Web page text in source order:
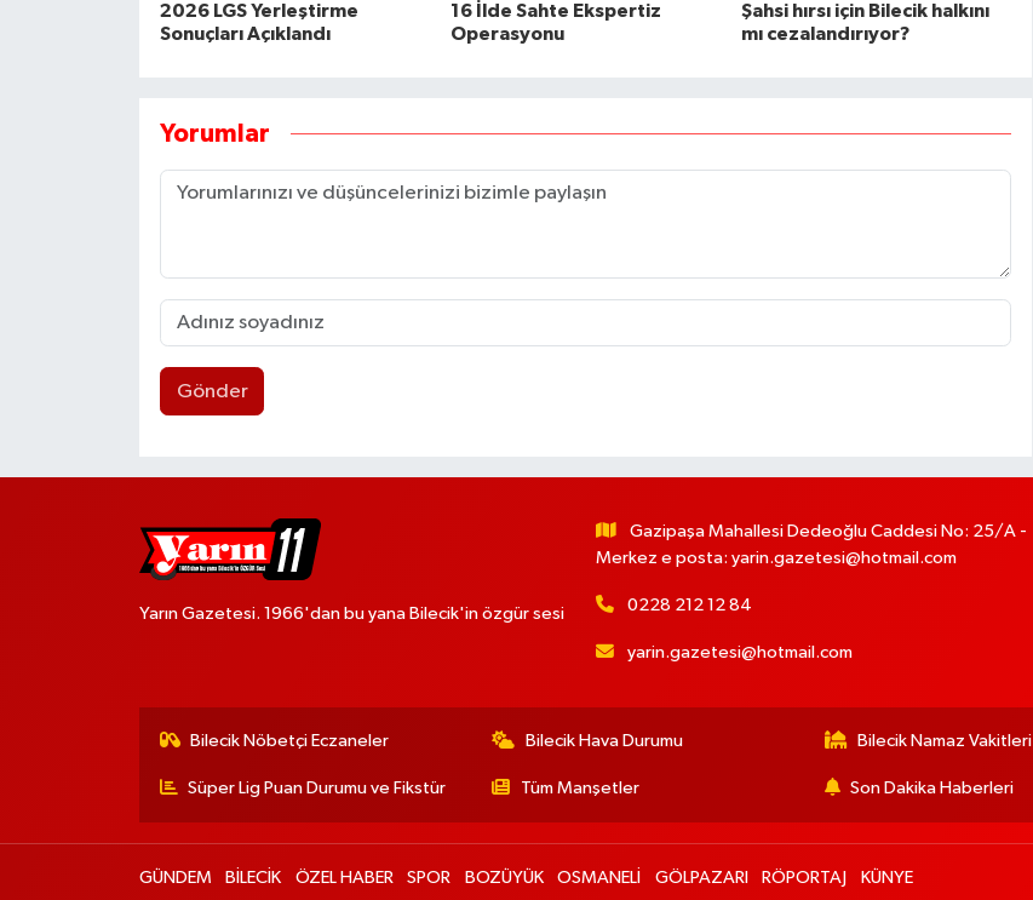
2026 LGS Yerleştirme
Sonuçları Açıklandı
16 İlde Sahte Ekspertiz
Operasyonu
Şahsi hırsı için Bilecik halkını
mı cezalandırıyor?
Yorumlar
Gönder
Yarın Gazetesi. 1966'dan bu yana Bilecik'in özgür sesi
Gazipaşa Mahallesi Dedeoğlu Caddesi No: 25/A -
Merkez e posta: yarin.gazetesi@hotmail.com
0228 212 12 84
yarin.gazetesi@hotmail.com
Bilecik Nöbetçi Eczaneler Bilecik Hava Durumu Bilecik Namaz Vakitleri
Süper Lig Puan Durumu ve Fikstür Tüm Manşetler Son Dakika Haberleri
GÜNDEM BİLECİK ÖZEL HABER SPOR BOZÜYÜK OSMANELİ GÖLPAZARI RÖPORTAJ KÜNYE